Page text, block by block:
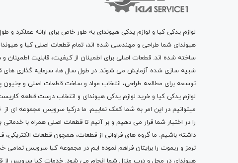
لوازم یدکی کیا و لوازم یدکی هیوندای به طور خاص برای ارائه عملکرد و
هیوندای شما طراحی و مهندسی شده اند، تمام قطعات اصلی کیا و هیوندای
ساخته شده اند. قطعات اصلی برای اطمینان از کیفیت، قابلیت اطمینان
شبیه سازی شده آزمایش می شوند. در طول سال ها، سرمایه گذاری های
توسعه برای مطالعه طراحی، انتخاب مواد و ساخت قطعات اصلی و
لوازم یدکی کیا و خرید لوازم یدکی هیوندای و انتخاب درست قطعه
میتوانیم در این امر به شما کمک نماییم. ما درکیا سرویس مجموعه ای از
را در اختیار شما قرار می دهیم و بر آنیم تا قطعات اصلی همراه با
داشته باشیم. ما گروه های فراوانی از قطعات، همچون قطعات الکتریکی،
ترمز و ریموت را برایتان فراهم نموده ایم در مجموعه کیا سرویس تمامی
هیوندای در محل و درب منزل شما انجام می شود. خدمات کیا سرویس از